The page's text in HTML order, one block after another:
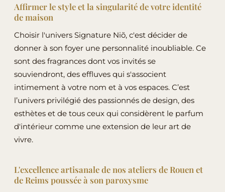
Affirmer le style et la singularité de votre identité
de maison
Choisir l'univers Signature Niõ, c'est décider de
donner à son foyer une personnalité inoubliable. Ce
sont des fragrances dont vos invités se
souviendront, des effluves qui s'associent
intimement à votre nom et à vos espaces. C’est
l’univers privilégié des passionnés de design, des
esthètes et de tous ceux qui considèrent le parfum
d'intérieur comme une extension de leur art de
vivre.
L'excellence artisanale de nos ateliers de Rouen et
de Reims poussée à son paroxysme